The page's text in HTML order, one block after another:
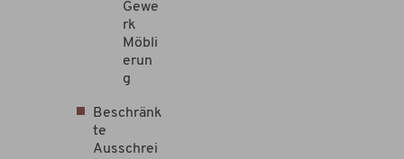
Gewe
rk
Möbli
erun
g
Beschränk
te
Ausschrei